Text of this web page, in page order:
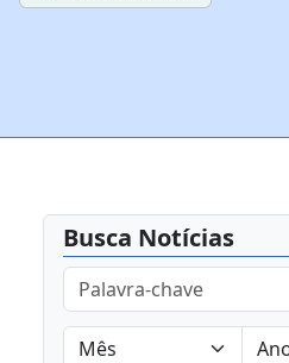
Busca Notícias